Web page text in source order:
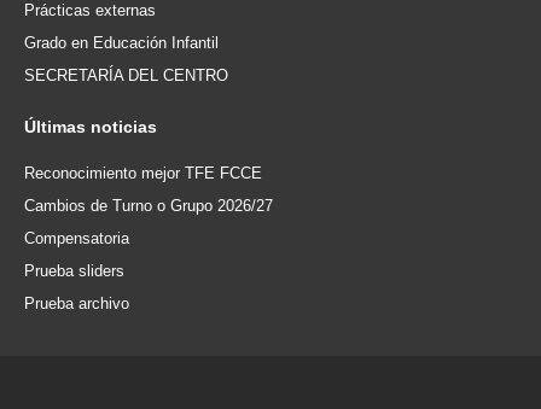
Prácticas externas
Grado en Educación Infantil
SECRETARÍA DEL CENTRO
Últimas noticias
Reconocimiento mejor TFE FCCE
Cambios de Turno o Grupo 2026/27
Compensatoria
Prueba sliders
Prueba archivo